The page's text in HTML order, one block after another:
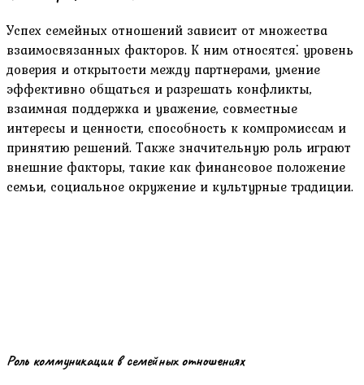
Успех семейных отношений зависит от множества
взаимосвязанных факторов. К ним относятся⁚ уровень
доверия и открытости между партнерами‚ умение
эффективно общаться и разрешать конфликты‚
взаимная поддержка и уважение‚ совместные
интересы и ценности‚ способность к компромиссам и
принятию решений. Также значительную роль играют
внешние факторы‚ такие как финансовое положение
семьи‚ социальное окружение и культурные традиции.
Роль коммуникации в семейных отношениях